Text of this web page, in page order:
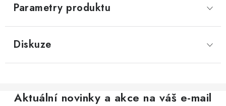
Parametry produktu
Diskuze
Aktuální novinky a akce na váš e-mail